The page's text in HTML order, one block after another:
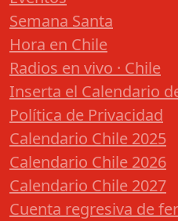
Semana Santa
Hora en Chile
Radios en vivo · Chile
Inserta el Calendario
Política de Privacidad
Calendario Chile 2025
Calendario Chile 2026
Calendario Chile 2027
Cuenta regresiva de